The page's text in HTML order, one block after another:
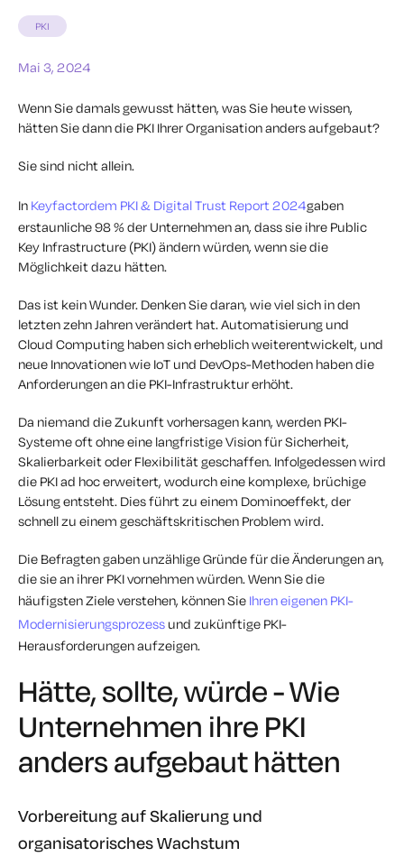
PKI
Mai 3, 2024
Wenn Sie damals gewusst hätten, was Sie heute wissen,
hätten Sie dann die PKI Ihrer Organisation anders aufgebaut?
Sie sind nicht allein.
In Keyfactordem PKI & Digital Trust Report 2024gaben
erstaunliche 98 % der Unternehmen an, dass sie ihre Public
Key Infrastructure (PKI) ändern würden, wenn sie die
Möglichkeit dazu hätten.
Das ist kein Wunder. Denken Sie daran, wie viel sich in den
letzten zehn Jahren verändert hat. Automatisierung und
Cloud Computing haben sich erheblich weiterentwickelt, und
neue Innovationen wie IoT und DevOps-Methoden haben die
Anforderungen an die PKI-Infrastruktur erhöht.
Da niemand die Zukunft vorhersagen kann, werden PKI-
Systeme oft ohne eine langfristige Vision für Sicherheit,
Skalierbarkeit oder Flexibilität geschaffen. Infolgedessen wird
die PKI ad hoc erweitert, wodurch eine komplexe, brüchige
Lösung entsteht. Dies führt zu einem Dominoeffekt, der
schnell zu einem geschäftskritischen Problem wird.
Die Befragten gaben unzählige Gründe für die Änderungen an,
die sie an ihrer PKI vornehmen würden. Wenn Sie die
häufigsten Ziele verstehen, können Sie Ihren eigenen PKI-
Modernisierungsprozess und zukünftige PKI-
Herausforderungen aufzeigen.
Hätte, sollte, würde - Wie
Unternehmen ihre PKI
anders aufgebaut hätten
Vorbereitung auf Skalierung und
organisatorisches Wachstum